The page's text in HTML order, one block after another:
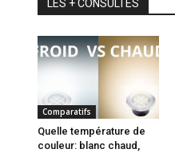
LES + CONSULTES
Comparatifs
Quelle température de
couleur: blanc chaud,